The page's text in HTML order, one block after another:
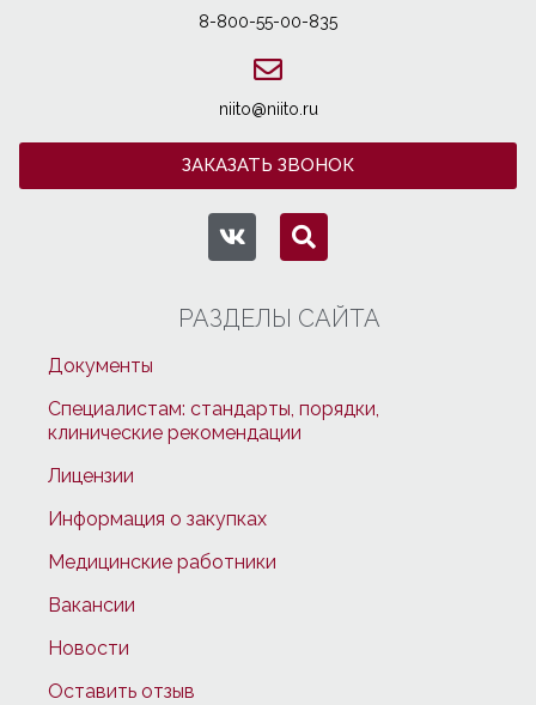
8-800-55-00-835
niito@niito.ru
ЗАКАЗАТЬ ЗВОНОК
РАЗДЕЛЫ САЙТА
Документы
Специалистам: стандарты, порядки,
клинические рекомендации
Лицензии
Информация о закупках
Медицинские работники
Вакансии
Новости
Оставить отзыв